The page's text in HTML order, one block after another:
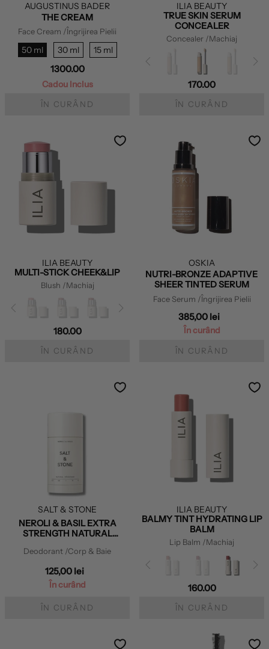
AUGUSTINUS BADER
THE CREAM
Face Cream /Îngrijirea Pielii
50 ml 30 ml 15 ml
1300.00
Cadou Inclus
ÎN CURÂND
ILIA BEAUTY
TRUE SKIN SERUM
CONCEALER
Concealer /Machiaj
170.00
ÎN CURÂND
ILIA BEAUTY
MULTI-STICK CHEEK&LIP
Blush /Machiaj
180.00
ÎN CURÂND
OSKIA
NUTRI-BRONZE ADAPTIVE
SHEER TINTED SERUM
Face Serum /Îngrijirea Pielii
385,00 lei
În curând
ÎN CURÂND
SALT & STONE
NEROLI & BASIL EXTRA
STRENGTH NATURAL
Deodorant /Corp & Baie
125,00 lei
În curând
ÎN CURÂND
ILIA BEAUTY
BALMY TINT HYDRATING LIP
BALM
Lip Balm /Machiaj
160.00
ÎN CURÂND